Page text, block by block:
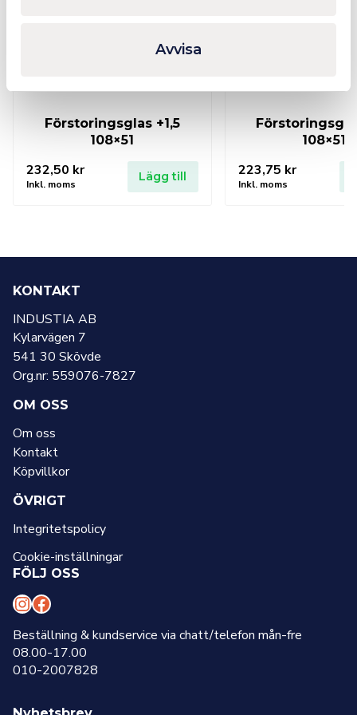
Avvisa
Förstoringsglas +1,5
108×51
232,50 kr
Inkl. moms
Lägg till
108×51
223,75 kr
Inkl. moms
KONTAKT
INDUSTIA AB
Kylarvägen 7
541 30 Skövde
Org.nr: 559076-7827
OM OSS
Om oss
Kontakt
Köpvillkor
ÖVRIGT
Integritetspolicy
Cookie-inställningar
FÖLJ OSS
I
n
s
t
a
F
a
c
e
b
Beställning & kundservice via chatt/telefon mån-fre
08.00-17.00
010-2007828